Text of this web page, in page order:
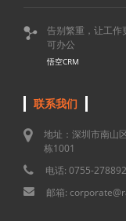

告别繁重，让工作
可办公
悟空CRM
联系我们
地址：深圳市南山
栋1001
电话: 0755-
邮箱: